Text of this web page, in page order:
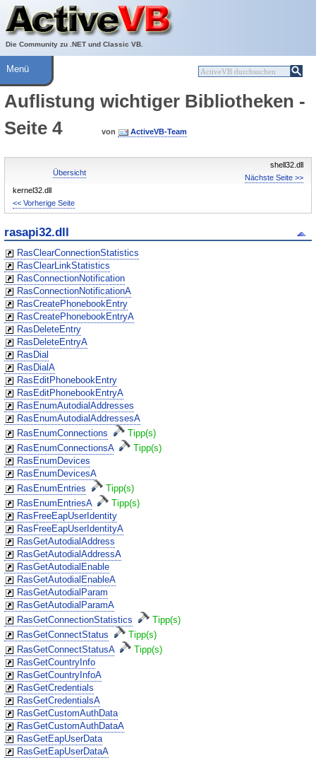
Die Community zu .NET und Classic VB.
Über ActiveVB
Hilfe
Menü
Auflistung wichtiger Bibliotheken -
Seite 4
von ActiveVB-Team
shell32.dll
Nächste Seite >>
kernel32.dll
<< Vorherige Seite
Übersicht
rasapi32.dll
RasClearConnectionStatistics
RasClearLinkStatistics
RasConnectionNotification
RasConnectionNotificationA
RasCreatePhonebookEntry
RasCreatePhonebookEntryA
RasDeleteEntry
RasDeleteEntryA
RasDial
RasDialA
RasEditPhonebookEntry
RasEditPhonebookEntryA
RasEnumAutodialAddresses
RasEnumAutodialAddressesA
RasEnumConnections
Tipp(s)
RasEnumConnectionsA
Tipp(s)
RasEnumDevices
RasEnumDevicesA
RasEnumEntries
Tipp(s)
RasEnumEntriesA
Tipp(s)
RasFreeEapUserIdentity
RasFreeEapUserIdentityA
RasGetAutodialAddress
RasGetAutodialAddressA
RasGetAutodialEnable
RasGetAutodialEnableA
RasGetAutodialParam
RasGetAutodialParamA
RasGetConnectionStatistics
Tipp(s)
RasGetConnectStatus
Tipp(s)
RasGetConnectStatusA
Tipp(s)
RasGetCountryInfo
RasGetCountryInfoA
RasGetCredentials
RasGetCredentialsA
RasGetCustomAuthData
RasGetCustomAuthDataA
RasGetEapUserData
RasGetEapUserDataA